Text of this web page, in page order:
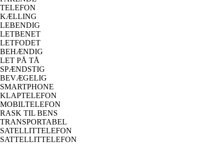
TELEFON
KÆLLING
LEBENDIG
LETBENET
LETFODET
BEHÆNDIG
LET PÅ TÅ
SPÆNDSTIG
BEVÆGELIG
SMARTPHONE
KLAPTELEFON
MOBILTELEFON
RASK TIL BENS
TRANSPORTABEL
SATELLITTELEFON
SATTELLITTELEFON